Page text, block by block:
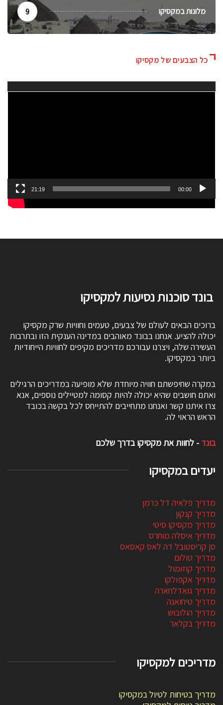
מלונות במקסיקו 9
כל הצבעים של מקסיקו
00:00
21:19
בונד סוכנות נסיעות למקסיקו
ברוכים הבאים לעולם של צבעים, טעמים וחוויות שרק מקסיקו
יכולה להציע. אנחנו בבונד מאוהבים במדינה הענקית הזו ובתרבות
העשירה שלה, ויצרנו עבורכם מדריכים מקיפים לחוויות הייחודיות
ביותר במקסיקו.
במקרה שחיפשתם חוויה מיוחדת שלא מופיעה במדריכים הרגילים
ואתם חושבים שהיא יכולה להיות קסומה למטיילים נוספים, אנא
צרו איתנו קשר ואנחנו מתחייבים להתייחס לכל בקשה בכובד
הראש הראוי לה.
בונד - לחוות את מקסיקו בדרך שלכם
יעדים במקסיקו
מדריך פלאיה דל כרמן
מדריך קנקון
מדריך מקסיקו סיטי
מדריך איסלה מוחרס
סן קריסטובל דה לאס קאסאס
מדריך טולום
מדריך קוזומול
מדריך אקפולקו
מדריך גואדלחארה
מדריך טיחואנה
מדריך הולובוש
מדריך בקלאר
מדריכים למקסיקו
מדריך בטיחות לטיול במקסיקו